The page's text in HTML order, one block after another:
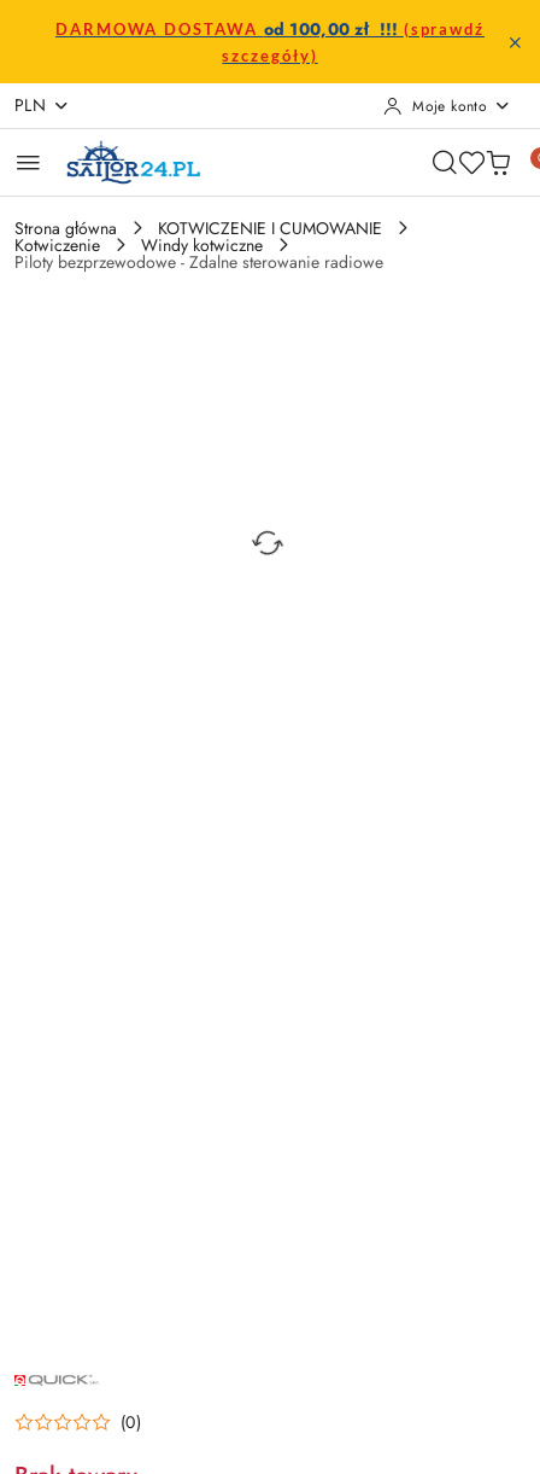
Przejdź do treści głównej
Przejdź do wyszukiwarki
Przejdź do moje konto
Przejdź do menu głównego
Przejdź do opisu produktu
Przejdź do stopki
DARMOWA DOSTAWA od 100,00 zł !!! (sprawdź
szczegóły)
PLN Moje konto
Strona główna KOTWICZENIE I CUMOWANIE
Kotwiczenie Windy kotwiczne
Piloty bezprzewodowe - Zdalne sterowanie radiowe
PRODUCENTA:
(0)